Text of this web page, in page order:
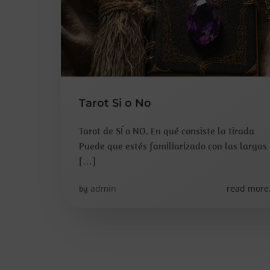
Tarot Si o No
Tarot de SÍ o NO. En qué consiste la tirada
Puede que estés familiarizado con las largas
[…]
by admin read